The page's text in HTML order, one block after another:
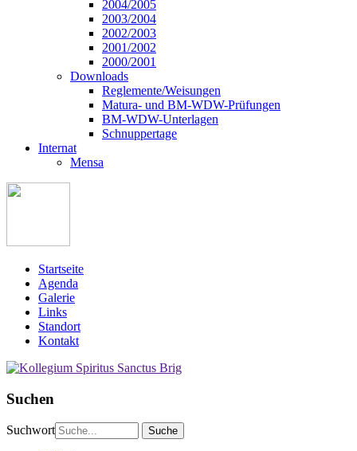
2004/2005
2003/2004
2002/2003
2001/2002
2000/2001
Downloads
Reglemente/Weisungen
Matura- und BM-WDW-Prüfungen
BM-WDW-Unterlagen
Schnuppertage
Internat
Mensa
Startseite
Agenda
Galerie
Links
Standort
Kontakt
Suchen
Suchwort